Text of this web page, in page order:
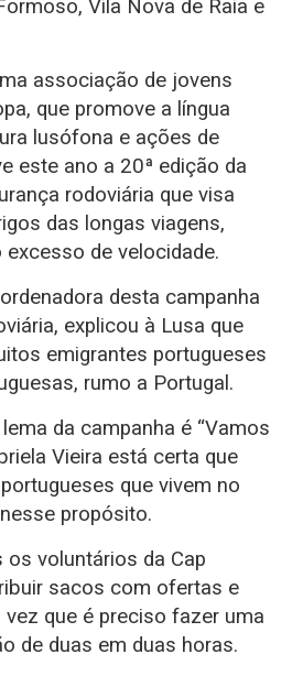
Vila Nova de Raia e
associação de jovens
que promove a língua
lusófona e ações de
este ano a 20ª edição da
rodoviária que visa
das longas viagens,
de velocidade.
desta campanha
explicou à Lusa que
emigrantes portugueses
rumo a Portugal.
da campanha é “Vamos
Vieira está certa que
que vivem no
propósito.
voluntários da Cap
sacos com ofertas e
vez que é preciso fazer uma
de duas em duas horas.